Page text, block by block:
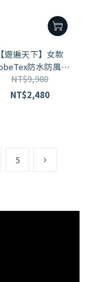
【遊遍天下】女款
防水防風透
保暖無車縫羽絨機
外套 KF2210003 /2
色
NT$9,980
NT$2,480
5